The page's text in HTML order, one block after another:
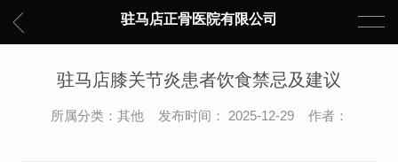
驻马店正骨医院有限公司
驻马店膝关节炎患者饮食禁忌及建议
所属分类：其他 发布时间： 2025-12-29 作者：